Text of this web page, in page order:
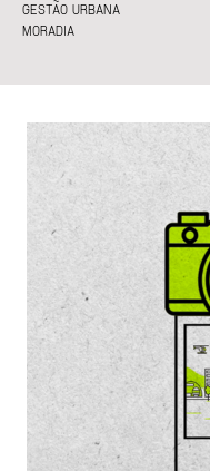
GESTÃO URBANA
MORADIA